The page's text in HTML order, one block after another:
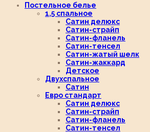
Постельное белье
1,5 спальное
Сатин делюкс
Сатин-страйп
Сатин-фланель
Сатин-тенсел
Сатин-жатый шелк
Сатин-жаккард
Детское
Двухспальное
Сатин
Евро стандарт
Сатин делюкс
Сатин-страйп
Сатин-фланель
Сатин-тенсел